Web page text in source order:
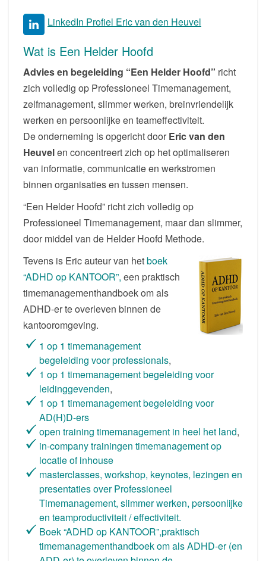
LinkedIn Profiel Eric van den Heuvel
Wat is Een Helder Hoofd
Advies en begeleiding “Een Helder Hoofd” richt
zich volledig op Professioneel Timemanagement,
zelfmanagement, slimmer werken, breinvriendelijk
werken en persoonlijke en teameffectiviteit.
De onderneming is opgericht door Eric van den
Heuvelen concentreert zich op het optimaliseren
van informatie, communicatie en werkstromen
binnen organisaties en tussen mensen.
“Een Helder Hoofd” richt zich volledig op
Professioneel Timemanagement, maar dan slimmer,
door middel van de Helder Hoofd Methode.
Tevens is Eric auteur van hetboek
“ADHD op KANTOOR”, een praktisch
timemanagementhandboek om als
ADHD-er te overleven binnen de
kantooromgeving.
1 op 1 timemanagement
begeleiding voor professionals,
1 op 1 timemanagement begeleiding voor
leidinggevenden,
1 op 1 timemanagement begeleiding voor
AD(H)D-ers
open training timemanagement in heel het land,
in-company trainingen timemanagement op
locatie of inhouse
masterclasses, workshop, keynotes, lezingen en
presentaties over Professioneel
Timemanagement, slimmer werken, persoonlijke
en teamproductiviteit / effectiviteit.
Boek “ADHD op KANTOOR”,praktisch
timemanagementhandboek om als ADHD-er (en